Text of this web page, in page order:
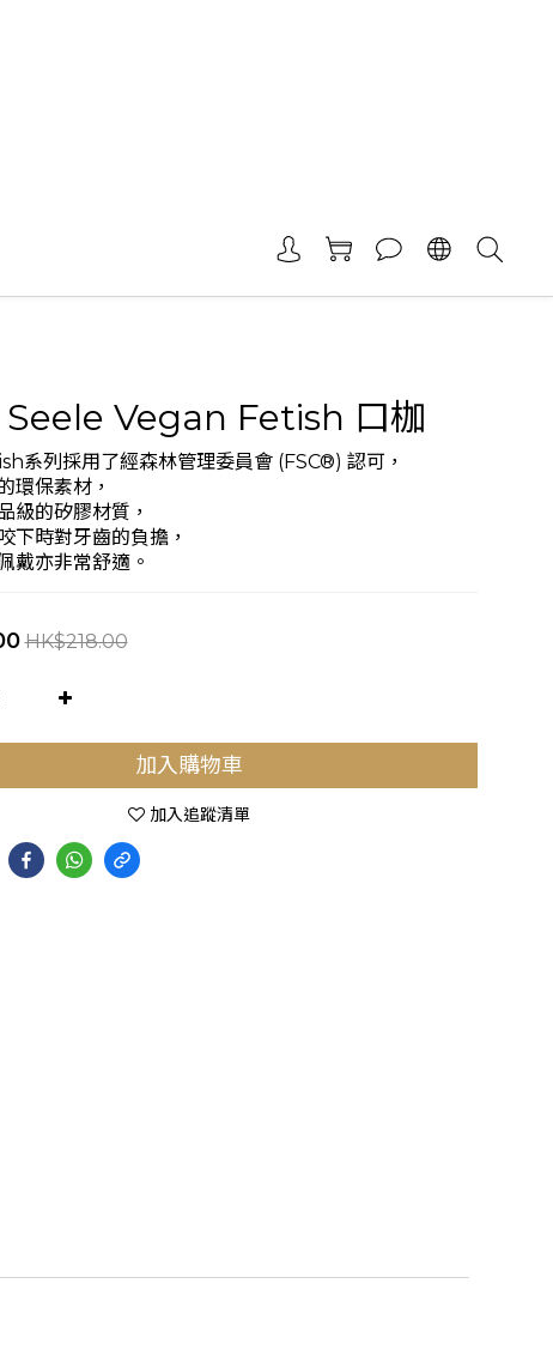
Vegan Fetish 口枷
系列採用了經森林管理委員會 (FSC®) 認可，
環保素材，
級的矽膠材質，
下時對牙齒的負擔，
戴亦非常舒適。
HK$218.00
加入購物車
加入追蹤清單